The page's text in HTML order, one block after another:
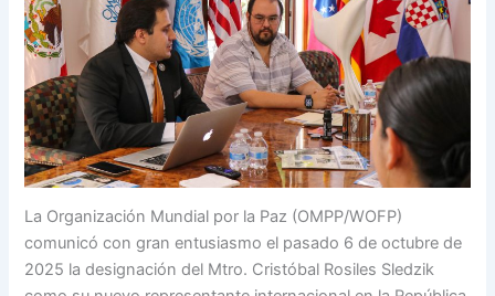
La Organización Mundial por la Paz (OMPP/WOFP)
comunicó con gran entusiasmo el pasado 6 de octubre de
2025 la designación del Mtro. Cristóbal Rosiles Sledzik